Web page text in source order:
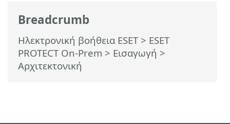
Breadcrumb
Ηλεκτρονική βοήθεια ESET> ESET
PROTECT On-Prem > Εισαγωγή >
Αρχιτεκτονική